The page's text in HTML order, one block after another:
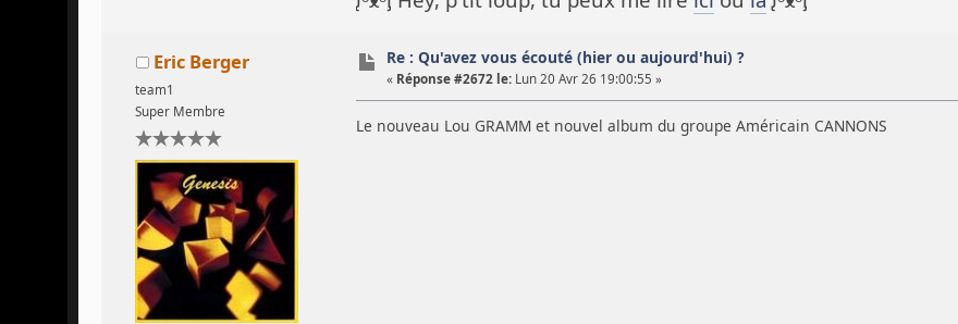
Eric Berger
team1
Super Membre
Re : Qu'avez vous écouté (hier ou aujourd'hui) ?
« Réponse #2672 le: Lun 20 Avr 26 19:00:55 »
Le nouveau Lou GRAMM et nouvel album du groupe Américain CANNONS